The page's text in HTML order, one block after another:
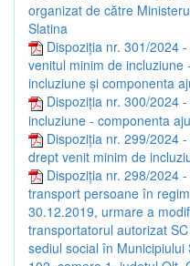
organizat de către
Slatina
Dispoziția nr. 301/2024
venitul minim de
incluziune și componenta
Dispoziția nr. 300/2024
incluziune - componenta
Dispoziția nr. 299/2024
drept venit minim de
Dispoziția nr. 298/2024
transport persoane în
30.12.2019, urmare a
transportatorul autorizat
sediul social în Municipiului